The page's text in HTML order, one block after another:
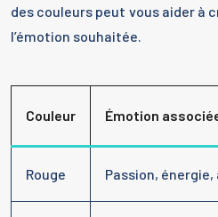
des couleurs peut vous aider à
l’émotion souhaitée.
Couleur Émotion
Rouge Passion, énergie,